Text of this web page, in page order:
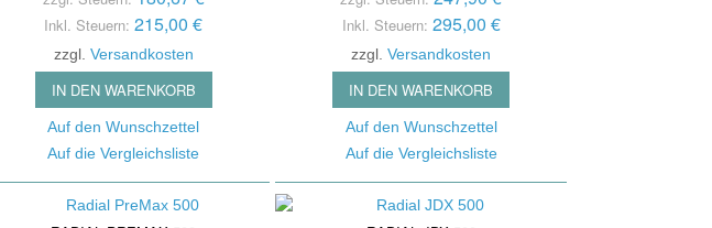
Inkl. Steuern: 215,00 €
zzgl. Versandkosten
IN DEN WARENKORB
Auf den Wunschzettel
Auf die Vergleichsliste
Inkl. Steuern: 295,00 €
zzgl.Versandkosten
IN DEN WARENKORB
Auf den Wunschzettel
Auf die Vergleichsliste